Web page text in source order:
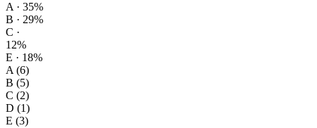
A · 35%
B · 29%
C ·
12%
E · 18%
A (6)
B (5)
C (2)
D (1)
E (3)